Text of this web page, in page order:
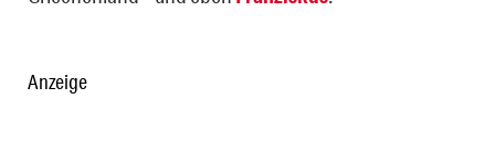
Anzeige